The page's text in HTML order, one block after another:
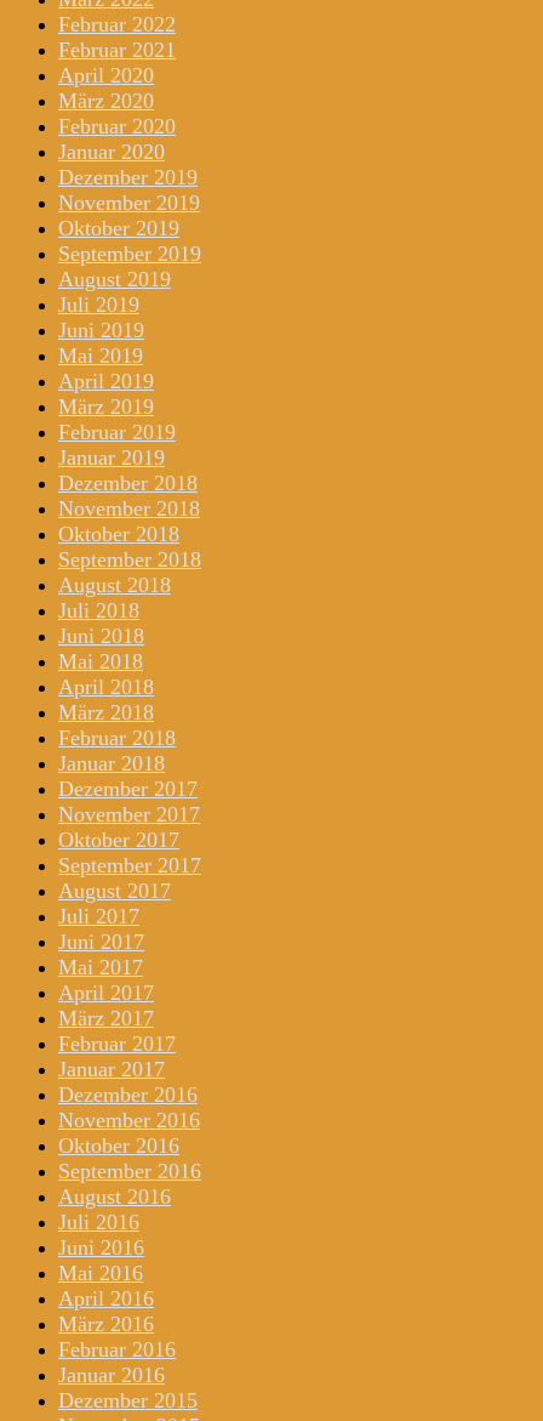
Februar 2022
Februar 2021
April 2020
März 2020
Februar 2020
Januar 2020
Dezember 2019
November 2019
Oktober 2019
September 2019
August 2019
Juli 2019
Juni 2019
Mai 2019
April 2019
März 2019
Februar 2019
Januar 2019
Dezember 2018
November 2018
Oktober 2018
September 2018
August 2018
Juli 2018
Juni 2018
Mai 2018
April 2018
März 2018
Februar 2018
Januar 2018
Dezember 2017
November 2017
Oktober 2017
September 2017
August 2017
Juli 2017
Juni 2017
Mai 2017
April 2017
März 2017
Februar 2017
Januar 2017
Dezember 2016
November 2016
Oktober 2016
September 2016
August 2016
Juli 2016
Juni 2016
Mai 2016
April 2016
März 2016
Februar 2016
Januar 2016
Dezember 2015